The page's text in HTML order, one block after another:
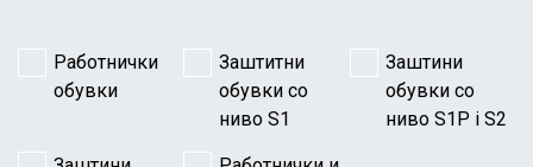
Работнички
обувки
Заштитни
обувки со
ниво S1
Заштини
обувки со
ниво S1P i S2